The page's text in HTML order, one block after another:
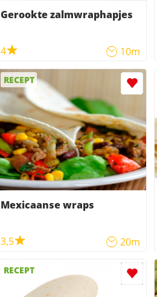
Gerookte zalmwraphapjes
4 10m
RECEPT
Mexicaanse wraps
3,5 20m
RECEPT